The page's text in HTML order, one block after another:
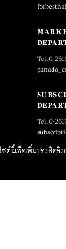
ต์นี้เพื่อเพิ่มประสิทธิ
Tel. 0-
Tel. 0-